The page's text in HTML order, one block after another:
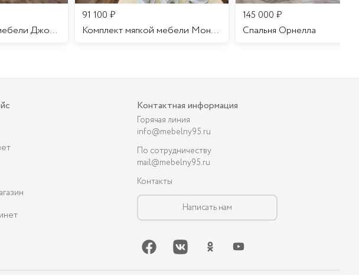
Комплект мягкой мебели Джоконда
91 100 ₽
Комплект мягкой мебели Мона Лиза
145 000 ₽
Cпальня Орнелла
Контактная информация
Горячая линия
info@mebelny95.ru
По сотрудничеству
mail@mebelny95.ru
Контакты
Написать нам